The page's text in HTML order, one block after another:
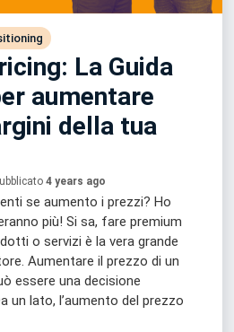
La Guida
aumentare
della tua
4 years ago
se aumento i prezzi? Ho
più! Si sa, fare premium
o servizi è la vera grande
Aumentare il prezzo di un
essere una decisione
un lato, l’aumento del prezzo